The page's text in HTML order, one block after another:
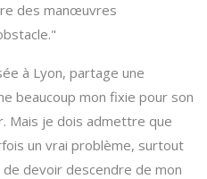
des manœuvres
à Lyon, partage une
beaucoup mon fixie pour son
Mais je dois admettre que
un vrai problème, surtout
devoir descendre de mon